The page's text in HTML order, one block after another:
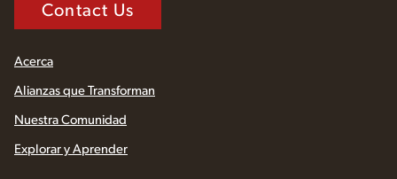
Contact Us
Acerca
Alianzas que Transforman
Nuestra Comunidad
Explorar y Aprender